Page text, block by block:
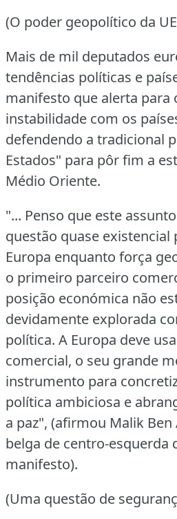
(O poder geopolítico da
Mais de mil deputados
tendências políticas e
manifesto que alerta para
instabilidade com os
defendendo a tradicional
Estados" para pôr fim a
Médio Oriente.
"... Penso que este
questão quase existencial
Europa enquanto força
o primeiro parceiro
posição económica não
devidamente explorada
política. A Europa deve
comercial, o seu grande
instrumento para
política ambiciosa e
a paz", (afirmou Malik
belga de centro-esquerda
manifesto).
(Uma questão de